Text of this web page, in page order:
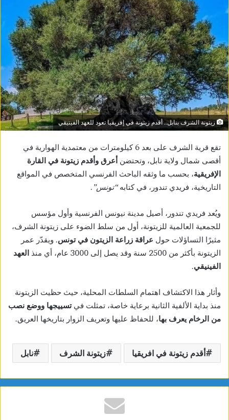
زيتونة الشرف بنابل.. أقدم زيتونة في إفريقيا تعود للعهد الفينيقي
تقع قرية الشرف على بعد 6 كيلومترات من معتمدية الهوارية في
أقصى شمال ولاية نابل، وتحتضن أعرق وأقدم زيتونة في القارة
الإفريقية، بحسب ما وثقه الباحث الفرنسي المتخصص في المواقع
التاريخية، فريدي تندور، في كتابه“تونس” .
ويُعد فريدي تندور، أصيل مدينة نيونس الفرنسية وأول مؤسس
للجمعية العالمية للزيتونة، أول من سلط الضوء على زيتونة الشرف،
مثيرًا التساؤلات حول عراقة زراعة الزيتون في تونس. ويقدّر عمر
الزيتونة بأكثر من 2500 سنة وقد يصل إلى 3000 عام، أي منذ
العهد
الفينيقي.
وأثار هذا الاكتشاف اهتمام السلطات المحلية، حيث حظيت الزيتونة
منذ بداية الألفية الثانية برعاية خاصة، تمثلت فيتسييجها ووضع نصب
من الرخام يعرف بها، للحفاظ عليها وتعريف الزوار بتاريخها العريق.
أقدم زيتونة في افريقيا زيتونة الشرف نابل